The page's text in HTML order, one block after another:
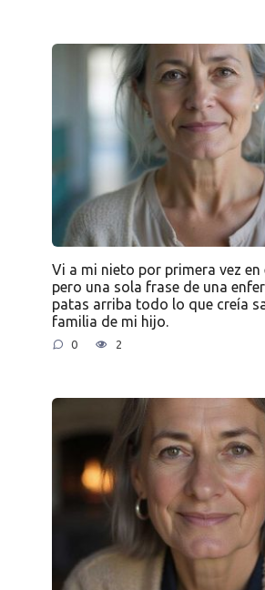
Vi a mi nieto por primera vez en
pero una sola frase de una
patas arriba todo lo que creía
familia de mi hijo.
0 2